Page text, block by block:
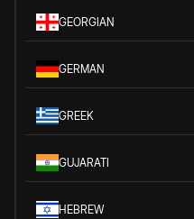
GEORGIAN
GERMAN
GREEK
GUJARATI
HEBREW